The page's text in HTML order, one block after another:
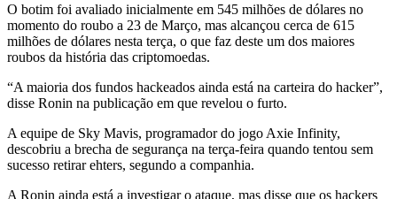
O botim foi avaliado inicialmente em 545 milhões de dólares no
momento do roubo a 23 de Março, mas alcançou cerca de 615
milhões de dólares nesta terça, o que faz deste um dos maiores
roubos da história das criptomoedas.
“A maioria dos fundos hackeados ainda está na carteira do hacker”,
disse Ronin na publicação em que revelou o furto.
A equipe de Sky Mavis, programador do jogo Axie Infinity,
descobriu a brecha de segurança na terça-feira quando tentou sem
sucesso retirar ehters, segundo a companhia.
A Ronin ainda está a investigar o ataque, mas disse que os hackers